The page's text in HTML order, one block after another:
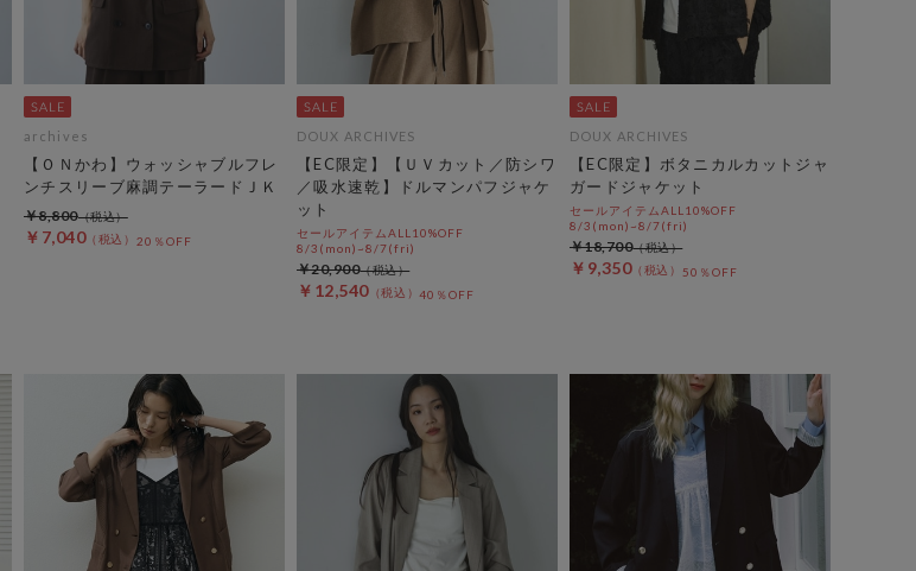
archives
【ＯＮかわ】ウォッシャブルフレ
ンチスリーブ麻調テーラードＪＫ
￥7,040 20％OFF
￥8,800
DOUX ARCHIVES
【EC限定】【ＵＶカット／防シワ
／吸水速乾】ドルマンパフジャケ
ット
セールアイテムALL10%OFF
8/3(mon)~8/7(fri)
￥12,540 40％OFF
￥20,900
DOUX ARCHIVES
【EC限定】ボタニカルカットジャ
ガードジャケット
セールアイテムALL10%OFF
8/3(mon)~8/7(fri)
￥9,350 50％OFF
￥18,700